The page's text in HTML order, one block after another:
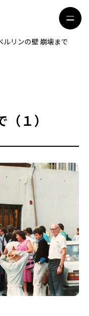
＆キャリア
ルリンの壁 崩壊まで
１）